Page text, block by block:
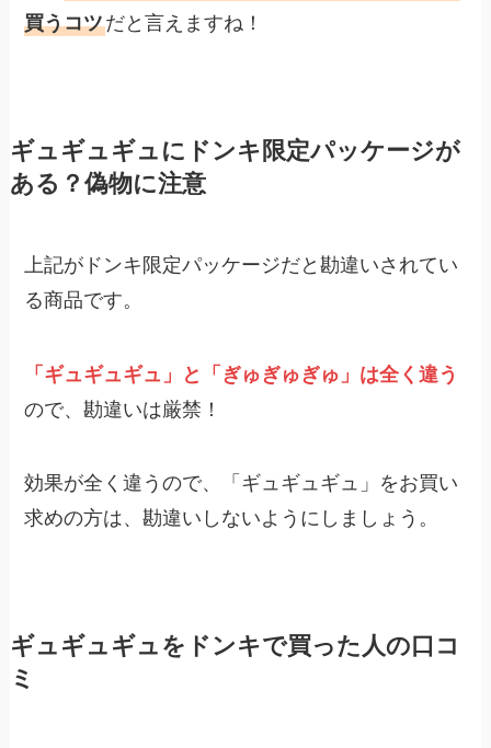
買うコツだと言えますね！
ギュギュギュにドンキ限定パッケージが
ある？偽物に注意
上記がドンキ限定パッケージだと勘違いされてい
る商品です。
「ギュギュギュ」と「ぎゅぎゅぎゅ」は全く違う
ので、勘違いは厳禁！
効果が全く違うので、「ギュギュギュ」をお買い
求めの方は、勘違いしないようにしましょう。
ギュギュギュをドンキで買った人の口コ
ミ